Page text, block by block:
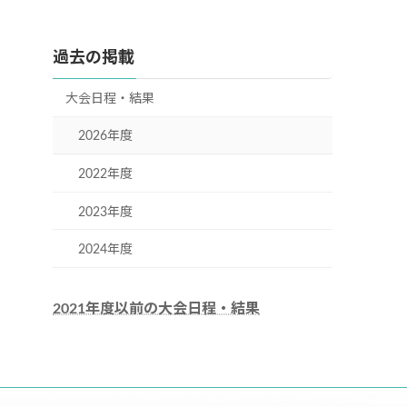
過去の掲載
大会日程・結果
2026年度
2022年度
2023年度
2024年度
2021年度以前の大会日程・結果